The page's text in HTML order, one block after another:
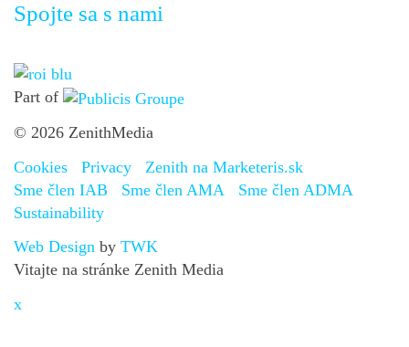
Spojte sa s nami
Part of
© 2026 ZenithMedia
Cookies
Privacy
Zenith na Marketeris.sk
Sme člen IAB
Sme člen AMA
Sme člen ADMA
Sustainability
Web Design by TWK
Vitajte na stránke Zenith Media
x